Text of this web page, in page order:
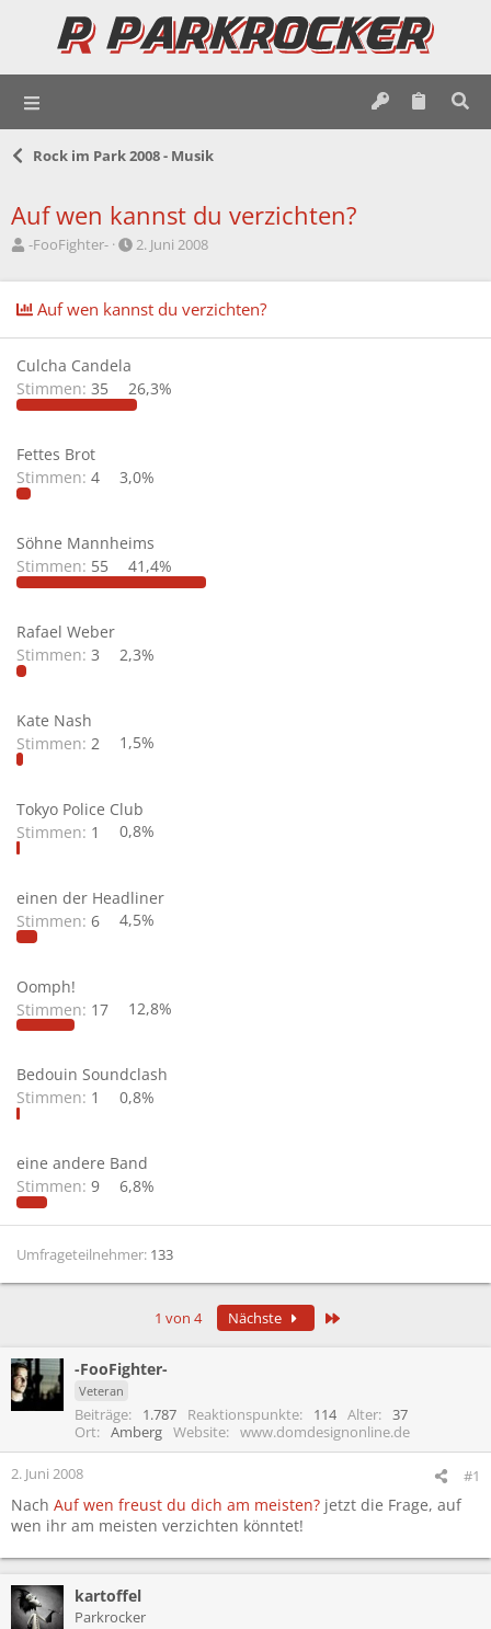
Rock im Park 2008 - Musik
Auf wen kannst du verzichten?
E
s
t
e
l
l
e
r
-FooFighter-
E
s
t
e
l
t
a
2. Juni 2008
Auf wen kannst du verzichten?
Culcha Candela
Stimmen: 35 26,3%
Fettes Brot
Stimmen: 4 3,0%
Söhne Mannheims
Stimmen: 55 41,4%
Rafael Weber
Stimmen: 3 2,3%
Kate Nash
Stimmen: 2 1,5%
Tokyo Police Club
Stimmen: 1 0,8%
einen der Headliner
Stimmen: 6 4,5%
Oomph!
Stimmen: 17 12,8%
Bedouin Soundclash
Stimmen: 1 0,8%
eine andere Band
Stimmen: 9 6,8%
Umfrageteilnehmer 133
1 von 4 Nächste
-FooFighter-
Veteran
Beiträge 1.787 Reaktionspunkte 114 Alter
37
Ort
Amberg Website www.domdesignonline.de
2. Juni 2008 #1
Nach Auf wen freust du dich am meisten? jetzt die Frage, auf
wen ihr am meisten verzichten könntet!
kartoffel
Parkrocker